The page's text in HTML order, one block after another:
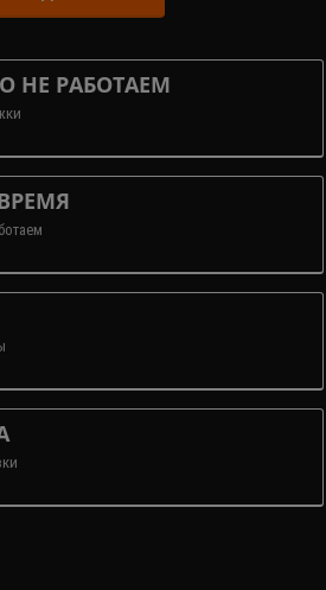
НЕ РАБОТАЕМ